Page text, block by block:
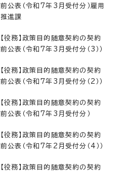
前公表（令和7年3月受付分）雇用
推進課
【役務】政策目的随意契約の契約
前公表（令和7年3月受付分（3））
【役務】政策目的随意契約の契約
前公表（令和7年3月受付分（2））
【役務】政策目的随意契約の契約
前公表（令和7年3月受付分）
【役務】政策目的随意契約の契約
前公表（令和7年2月受付分（4））
【役務】政策目的随意契約の契約